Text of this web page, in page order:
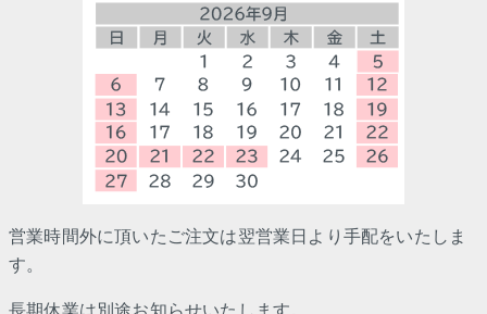
営業時間外に頂いたご注文は翌営業日より手配をいたしま
す。
長期休業は別途お知らせいたします。